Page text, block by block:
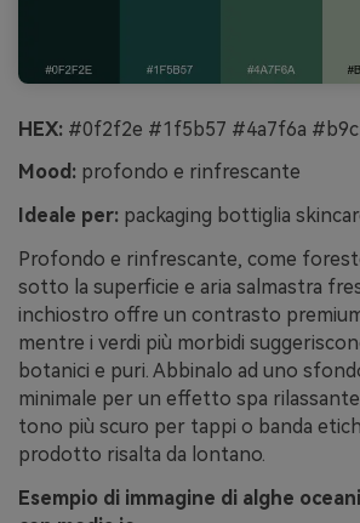
HEX: #0f2f2e #1f5b57 #4a7f6a
Mood: profondo e rinfrescante
Ideale per: packaging bottiglia
Profondo e rinfrescante, come
sotto la superficie e aria salmastra
inchiostro offre un contrasto
mentre i verdi più morbidi
botanici e puri. Abbinalo ad uno
minimale per un effetto spa rilassante.
tono più scuro per tappi o banda
prodotto risalta da lontano.
Esempio di immagine di alghe